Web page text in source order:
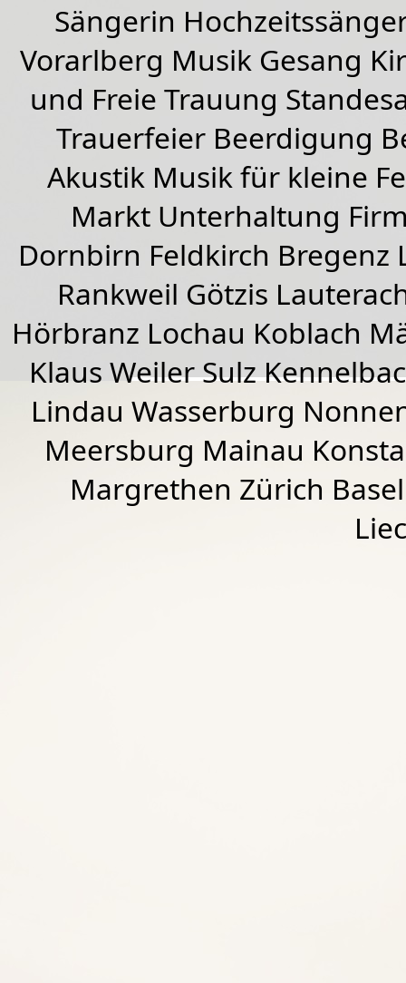
Sängerin
Vorarlberg Musik Gesang
und Freie Trauung
Trauerfeier Beerdigung
Akustik Musik für kleine
Markt Unterhaltung
Dornbirn Feldkirch Bregenz
Rankweil Götzis
Hörbranz Lochau Koblach
Klaus WeilerSulz
Lindau Wasserburg
Meersburg Mainau
Margrethen Zürich